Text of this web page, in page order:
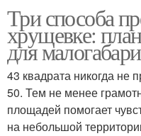
Три способа
хрущевке:
для
43 квадрата никогда не
50. Тем не менее
площадей помогает
на небольшой